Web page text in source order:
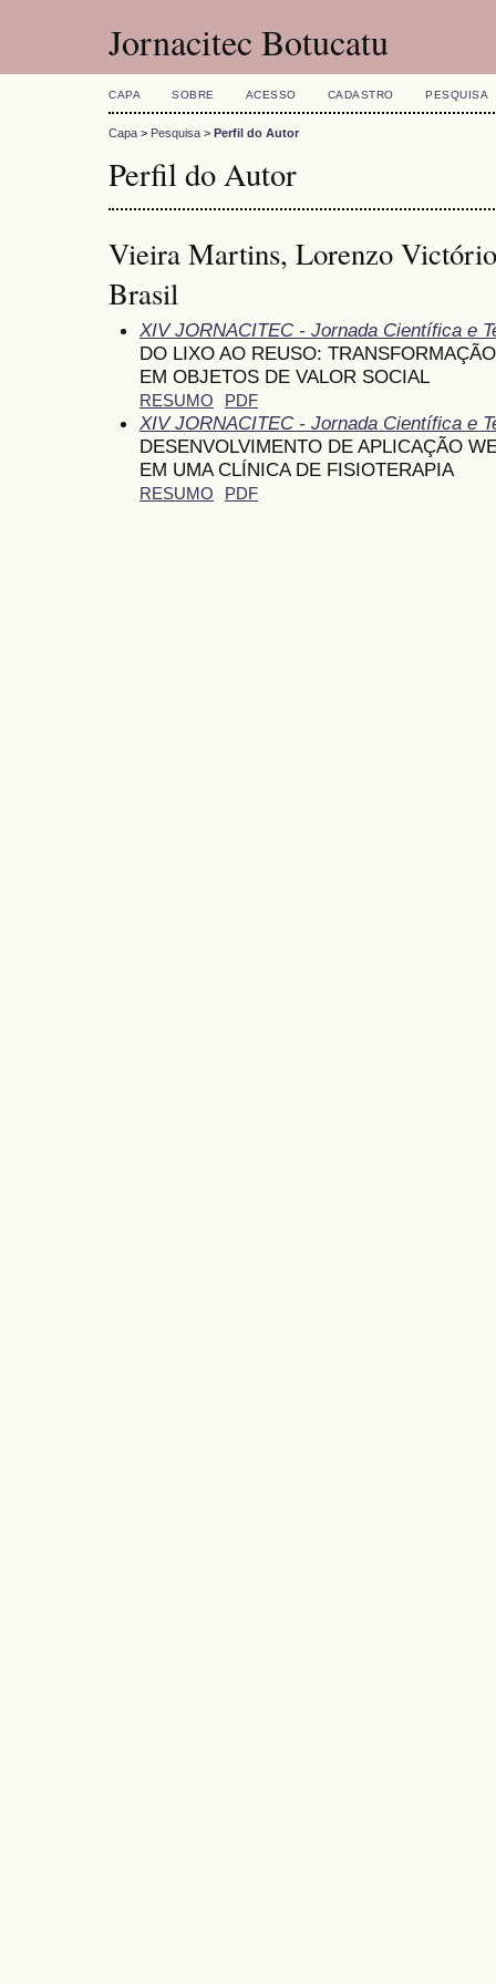
Jornacitec Botucatu
CAPA SOBRE ACESSO CADASTRO PESQUISA
Capa > Pesquisa > Perfil do Autor
Perfil do Autor
Vieira Martins, Lorenzo
Brasil
XIV JORNACITEC - Jornada Científica e
DO LIXO AO REUSO:
EM OBJETOS DE VALOR SOCIAL
RESUMO PDF
XIV JORNACITEC - Jornada Científica e
DESENVOLVIMENTO DE APLICAÇÃO
EM UMA CLÍNICA DE FISIOTERAPIA
RESUMO PDF